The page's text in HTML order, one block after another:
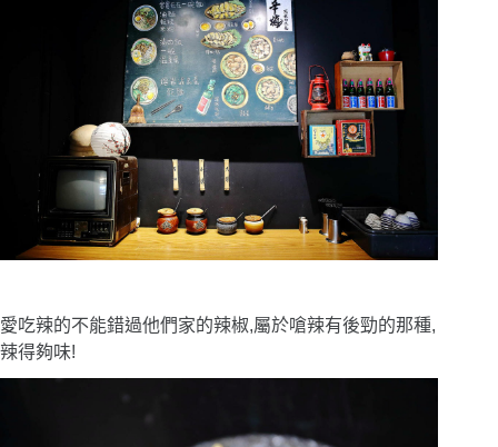
愛吃辣的不能錯過他們家的辣椒,屬於嗆辣有後勁的那種,
辣得夠味!